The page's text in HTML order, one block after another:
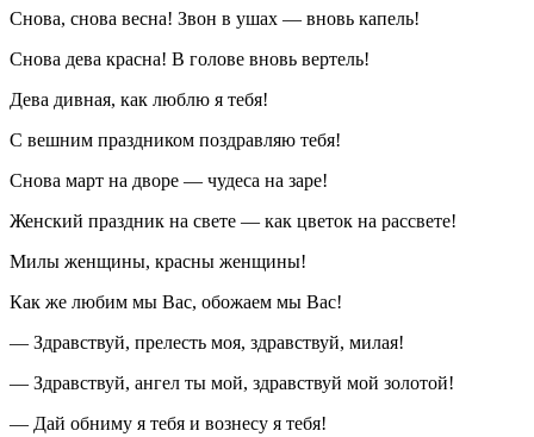
Снова, снова весна! Звон в ушах — вновь капель!
Снова дева красна! В голове вновь вертель!
Дева дивная, как люблю я тебя!
С вешним праздником поздравляю тебя!
Снова март на дворе — чудеса на заре!
Женский праздник на свете — как цветок на рассвете!
Милы женщины, красны женщины!
Как же любим мы Вас, обожаем мы Вас!
— Здравствуй, прелесть моя, здравствуй, милая!
— Здравствуй, ангел ты мой, здравствуй мой золотой!
— Дай обниму я тебя и вознесу я тебя!